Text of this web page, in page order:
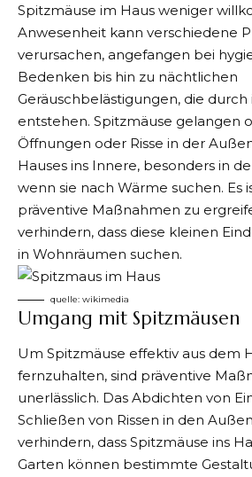
Spitzmäuse im Haus weniger
Anwesenheit kann verschiedene
verursachen, angefangen bei
Bedenken bis hin zu nächtlichen
Geräuschbelästigungen, die
entstehen. Spitzmäuse gelangen
Öffnungen oder Risse in der
Hauses ins Innere, besonders in
wenn sie nach Wärme suchen. Es
präventive Maßnahmen zu
verhindern, dass diese kleinen
in Wohnräumen suchen.
quelle: wikimedia
Umgang mit Spitzmäusen
Um Spitzmäuse effektiv aus dem
fernzuhalten, sind präventive
unerlässlich. Das Abdichten von
Schließen von Rissen in den
verhindern, dass Spitzmäuse ins
Garten können bestimmte